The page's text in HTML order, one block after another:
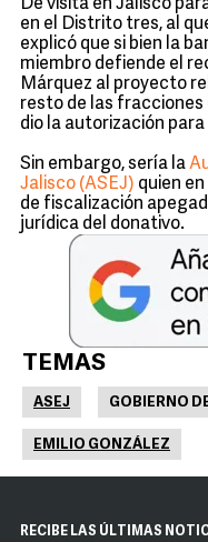
De visita en Jalisco
en el Distrito tres, al
explicó que si bien la
miembro defiende el
Márquez al proyecto
resto de las fracciones
dio la autorización para
Sin embargo, sería la
Jalisco (ASEJ) quien
de fiscalización
jurídica del donativo.
TEMAS
ASEJ GOBIERNO
EMILIO GONZÁLEZ
RECIBE LAS ÚLTIMAS